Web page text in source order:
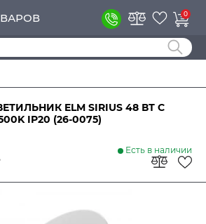
0
ELM SIRIUS 48 ВТ С
IP20 (26-0075)
Есть в наличии